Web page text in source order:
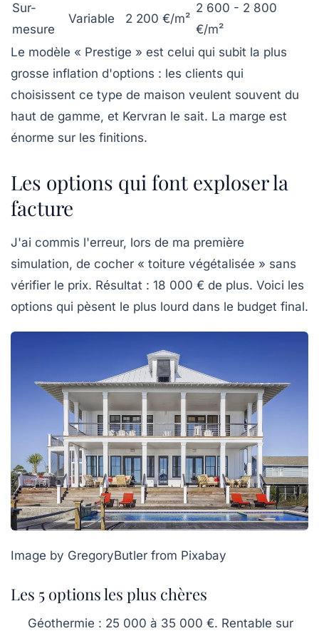
Sur-
mesure
Variable 2 200 €/m²
2 600 - 2 800
€/m²
Le modèle « Prestige » est celui qui subit la plus
grosse inflation d'options : les clients qui
choisissent ce type de maison veulent souvent du
haut de gamme, et Kervran le sait. La marge est
énorme sur les finitions.
Les options qui font exploser la
facture
J'ai commis l'erreur, lors de ma première
simulation, de cocher « toiture végétalisée » sans
vérifier le prix. Résultat : 18 000 € de plus. Voici les
options qui pèsent le plus lourd dans le budget final.
Image by GregoryButler from Pixabay
Les 5 options les plus chères
Géothermie : 25 000 à 35 000 €. Rentable sur